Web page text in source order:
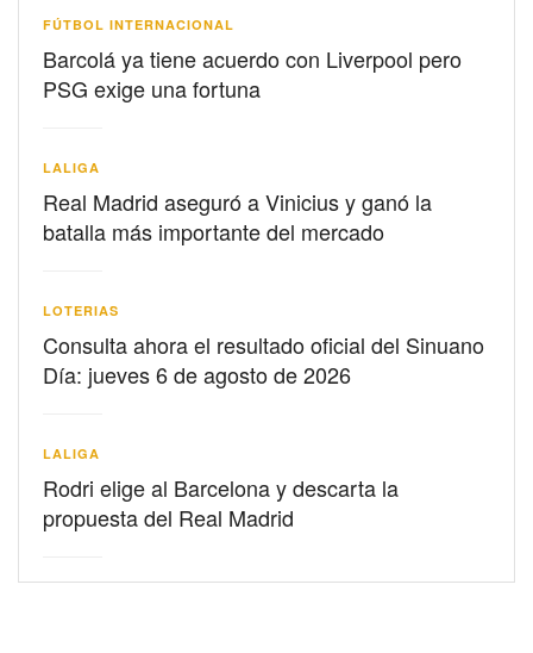
FÚTBOL INTERNACIONAL
Barcolá ya tiene acuerdo con Liverpool pero
PSG exige una fortuna
LALIGA
Real Madrid aseguró a Vinicius y ganó la
batalla más importante del mercado
LOTERIAS
Consulta ahora el resultado oficial del Sinuano
Día: jueves 6 de agosto de 2026
LALIGA
Rodri elige al Barcelona y descarta la
propuesta del Real Madrid